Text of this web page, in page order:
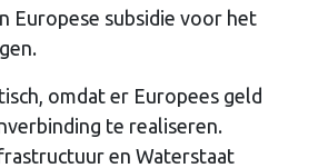
Europese subsidie voor het
omdat er Europees geld
te realiseren.
en Waterstaat